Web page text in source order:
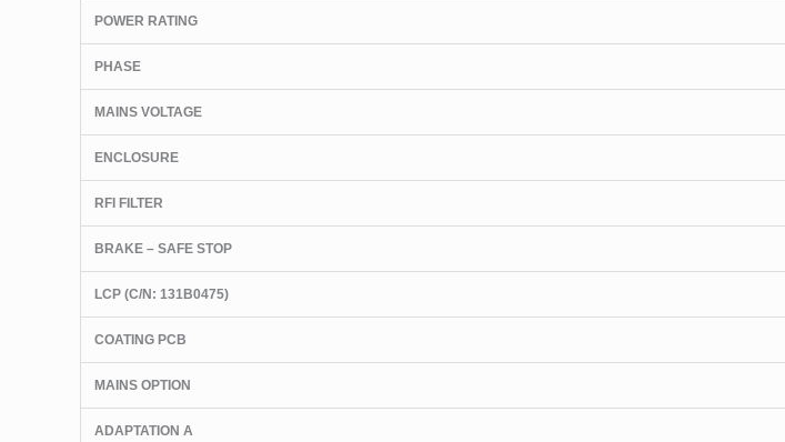
POWER RATING
PHASE
MAINS VOLTAGE
ENCLOSURE
RFI FILTER
BRAKE – SAFE STOP
LCP (C/N: 131B0475)
COATING PCB
MAINS OPTION
ADAPTATION A